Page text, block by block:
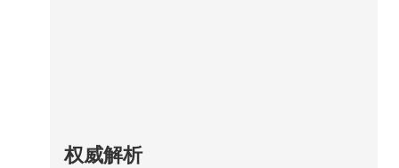
权威解析